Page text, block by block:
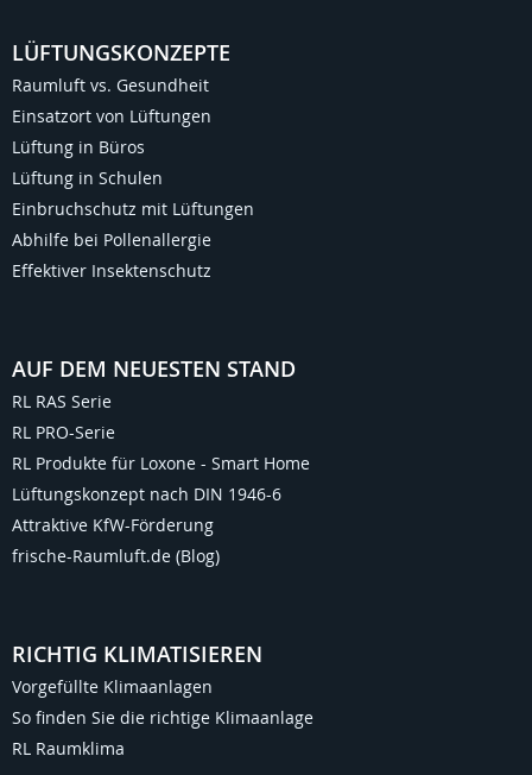
LÜFTUNGSKONZEPTE
Raumluft vs. Gesundheit
Einsatzort von Lüftungen
Lüftung in Büros
Lüftung in Schulen
Einbruchschutz mit Lüftungen
Abhilfe bei Pollenallergie
Effektiver Insektenschutz
AUF DEM NEUESTEN STAND
RL RAS Serie
RL PRO-Serie
RL Produkte für Loxone - Smart Home
Lüftungskonzept nach DIN 1946-6
Attraktive KfW-Förderung
frische-Raumluft.de (Blog)
RICHTIG KLIMATISIEREN
Vorgefüllte Klimaanlagen
So finden Sie die richtige Klimaanlage
RL Raumklima